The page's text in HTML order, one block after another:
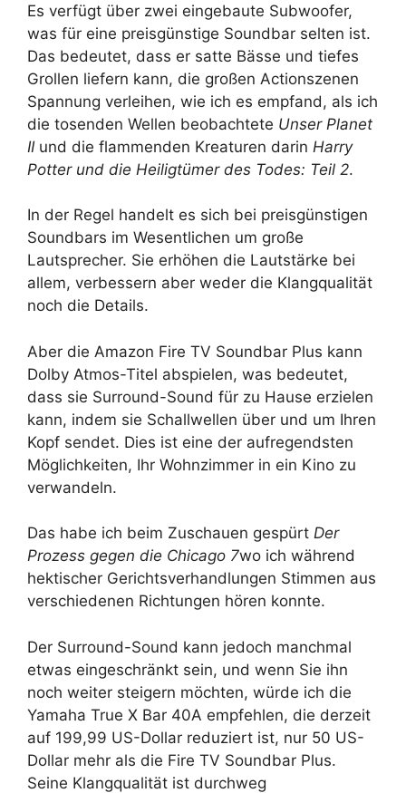
Es verfügt über zwei eingebaute Subwoofer,
was für eine preisgünstige Soundbar selten ist.
Das bedeutet, dass er satte Bässe und tiefes
Grollen liefern kann, die großen Actionszenen
Spannung verleihen, wie ich es empfand, als ich
die tosenden Wellen beobachtete Unser Planet
IIund die flammenden Kreaturen darin Harry
Potter und die Heiligtümer des Todes: Teil 2.
In der Regel handelt es sich bei preisgünstigen
Soundbars im Wesentlichen um große
Lautsprecher. Sie erhöhen die Lautstärke bei
allem, verbessern aber weder die Klangqualität
noch die Details.
Aber die Amazon Fire TV Soundbar Plus kann
Dolby Atmos-Titel abspielen, was bedeutet,
dass sie Surround-Sound für zu Hause erzielen
kann, indem sie Schallwellen über und um Ihren
Kopf sendet. Dies ist eine der aufregendsten
Möglichkeiten, Ihr Wohnzimmer in ein Kino zu
verwandeln.
Das habe ich beim Zuschauen gespürt Der
Prozess gegen die Chicago 7wo ich während
hektischer Gerichtsverhandlungen Stimmen aus
verschiedenen Richtungen hören konnte.
Der Surround-Sound kann jedoch manchmal
etwas eingeschränkt sein, und wenn Sie ihn
noch weiter steigern möchten, würde ich die
Yamaha True X Bar 40A empfehlen, die derzeit
auf 199,99 US-Dollar reduziert ist, nur 50 US-
Dollar mehr als die Fire TV Soundbar Plus.
Seine Klangqualität ist durchweg